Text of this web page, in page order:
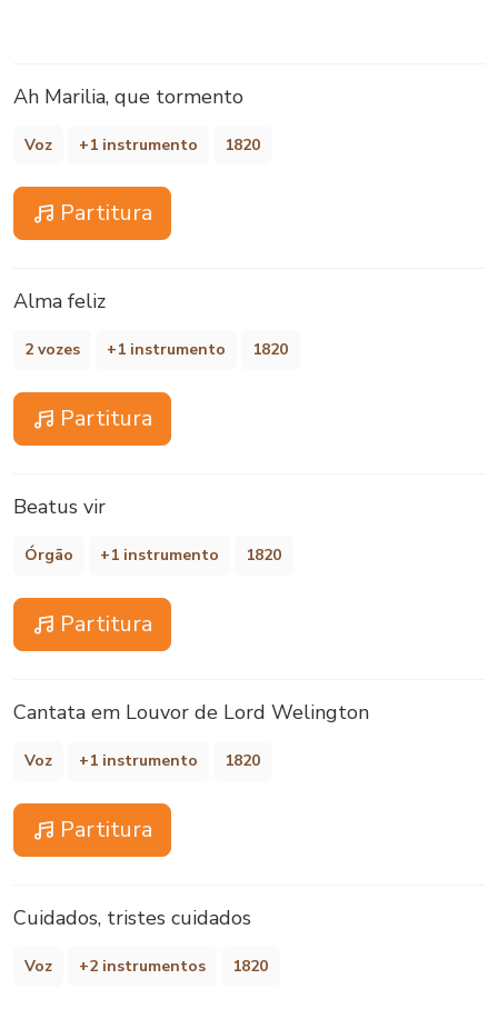
Ah Marilia, que tormento
Voz +1 instrumento 1820
Partitura
Alma feliz
2 vozes +1 instrumento 1820
Partitura
Beatus vir
Órgão +1 instrumento 1820
Partitura
Cantata em Louvor de Lord Welington
Voz +1 instrumento 1820
Partitura
Cuidados, tristes cuidados
Voz +2 instrumentos 1820